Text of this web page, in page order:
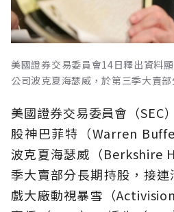
美國證券交易委員會14日釋出資料
公司波克夏海瑟威，於第三季大賣
美國證券交易委員會（SEC
股神巴菲特（Warren
波克夏海瑟威（Berkshire
季大賣部分長期持股，接
戲大廠動視暴雪（